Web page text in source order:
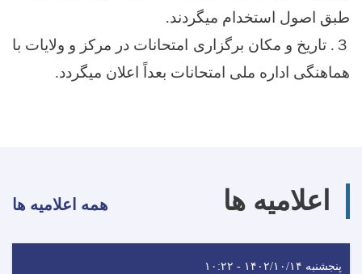
طبق اصول استخدام میگردند.
３. تاریخ و مکان برگزاری امتحانات در مرکز و ولایات با
هماهنگی اداره ملی امتحانات بعداً اعلان میگردد.
اعلامیه ها همه اعلامیه ها
پنجشنبه ۱۴۰۲/۱۰/۱۴ - ۱۰:۲۲